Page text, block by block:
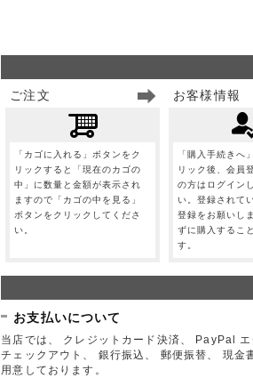
ご注文
「カゴに入れる」ボタンをク
リックすると「現在のカゴの
中」に数量と金額が表示され
ますので「カゴの中を見る」
ボタンをクリックしてくださ
い。
お客様情報
「購入手続きへ
リック後、会員
の方はログイン
い。登録されて
登録をお願いし
ずに購入するこ
す。
お支払いについて
当店では、 クレジットカード決済、 PayPal エ
チェックアウト、 銀行振込、 郵便振替、 現金
用意しております。